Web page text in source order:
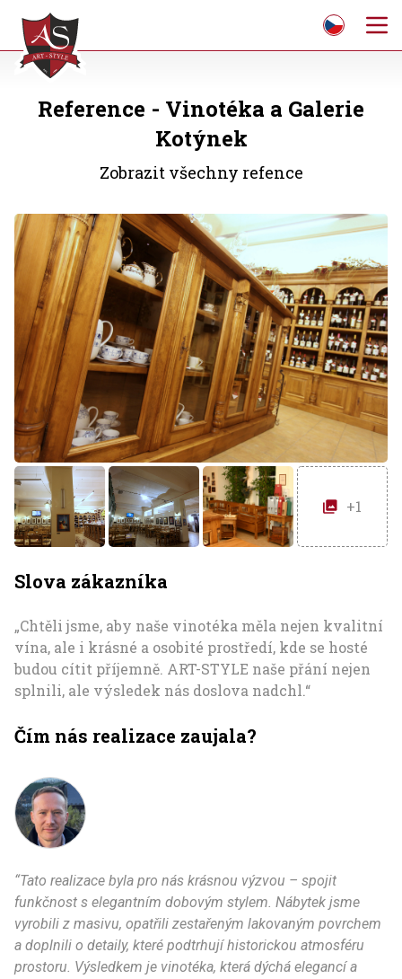
Reference - Vinotéka a Galerie
Kotýnek
Zobrazit všechny refence
+1
Slova zákazníka
„Chtěli jsme, aby naše vinotéka měla nejen kvalitní
vína, ale i krásné a osobité prostředí, kde se hosté
budou cítit příjemně. ART-STYLE naše přání nejen
splnili, ale výsledek nás doslova nadchl.“
Čím nás realizace zaujala?
“Tato realizace byla pro nás krásnou výzvou – spojit
funkčnost s elegantním dobovým stylem. Nábytek jsme
vyrobili z masivu, opatřili zestařeným lakovaným povrchem
a doplnili o detaily, které podtrhují historickou atmosféru
prostoru. Výsledkem je vinotéka, která dýchá elegancí a